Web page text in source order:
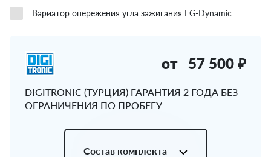
Вариатор опережения угла зажигания EG-Dynamic
DIGITRONIC (ТУРЦИЯ) ГАРАНТИЯ 2 ГОДА БЕЗ
ОГРАНИЧЕНИЯ ПО ПРОБЕГУ
от 57 500 ₽
Состав комплекта